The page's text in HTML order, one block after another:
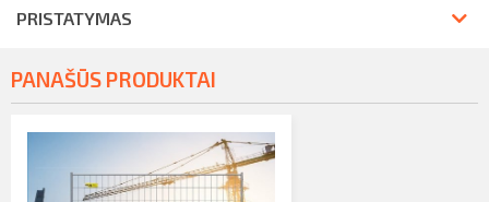
PRISTATYMAS
PANAŠŪS PRODUKTAI